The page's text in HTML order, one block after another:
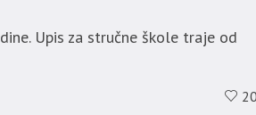
Upis za stručne škole traje od